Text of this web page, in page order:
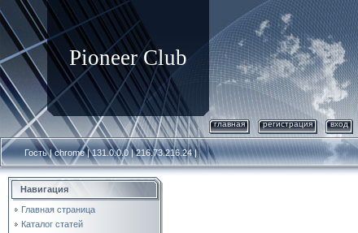
Pioneer Club
главная регистрация вход
Гость | chrome | 131.0.0.0 | 216.73.216.24 |
Навигация
Главная страница
Каталог статей